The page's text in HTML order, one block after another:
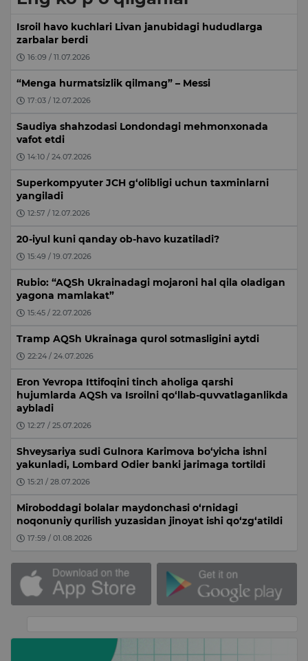
Isroil havo kuchlari Livan janubidagi hududlarga
zarbalar berdi
16:09 / 11.07.2026
“Menga hurmatsizlik qilmang” – Messi
17:03 / 12.07.2026
Saudiya shahzodasi Londondagi mehmonxonada
vafot etdi
14:10 / 24.07.2026
Superkompyuter JCH g‘olibligi uchun taxminlarni
yangiladi
12:57 / 12.07.2026
20-iyul kuni qanday ob-havo kuzatiladi?
15:49 / 19.07.2026
Rubio: “AQSh Ukrainadagi mojaroni hal qila oladigan
yagona mamlakat”
15:45 / 22.07.2026
Tramp AQSh Ukrainaga qurol sotmasligini aytdi
22:24 / 24.07.2026
Eron Yevropa Ittifoqini tinch aholiga qarshi
hujumlarda AQSh va Isroilni qo‘llab-quvvatlaganlikda
aybladi
12:27 / 25.07.2026
Shveysariya sudi Gulnora Karimova bo‘yicha ishni
yakunladi, Lombard Odier banki jarimaga tortildi
15:21 / 28.07.2026
Miroboddagi bolalar maydonchasi o‘rnidagi
noqonuniy qurilish yuzasidan jinoyat ishi qo‘zg‘atildi
17:59 / 01.08.2026